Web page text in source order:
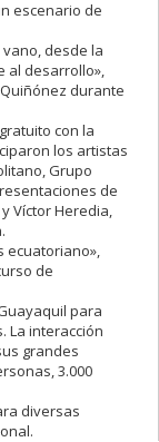
escenario de
desde la
al desarrollo»,
durante
con la
los artistas
Grupo
de
Víctor Heredia,
ecuatoriano»,
de
para
La interacción
grandes
3.000
diversas